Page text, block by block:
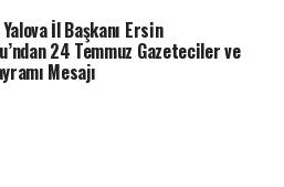
Yalova İl Başkanı Ersin
24 Temmuz Gazeteciler ve
Mesajı